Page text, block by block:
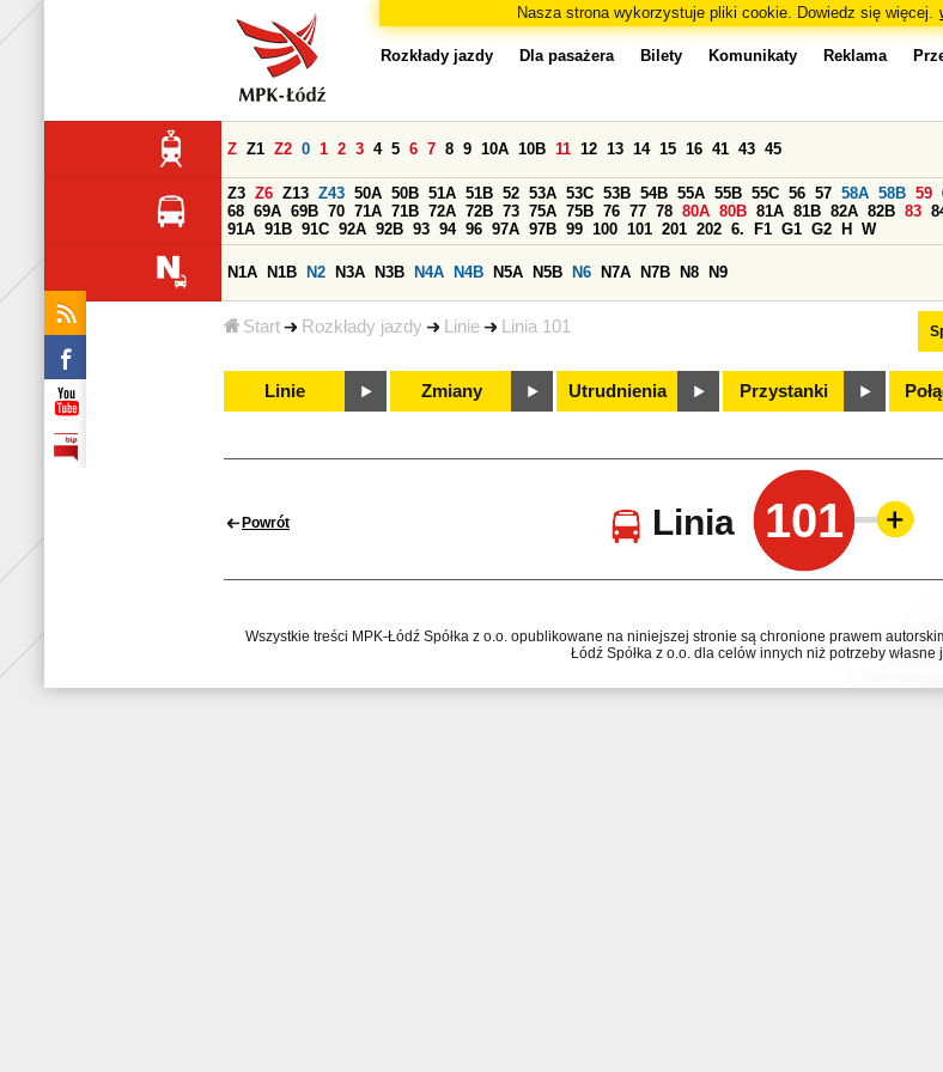
Nasza strona wykorzystuje pliki cookie. Dowiedz się więcej.
Start Rozkłady jazdy Linie Linia 101
Rozkłady jazdy Dla pasażera Bilety Komunikaty Reklama
Z Z1 Z2 0 1 2 3 4 5 6 7 8 9 10A 10B 11 12 13 14 15 16 41 43 45
Z3 Z6 Z13 Z43 50A 50B 51A 51B 52 53A 53C 53B 54B 55A 55B 55C 56 57 58A 58B 59
68 69A 69B 70 71A 71B 72A 72B 73 75A 75B 76 77 78 80A 80B 81A 81B 82A 82B 83
91A 91B 91C 92A 92B 93 94 96 97A 97B 99 100 101 201 202 6. F1 G1 G2 H W
N1A N1B N2 N3A N3B N4A N4B N5A N5B N6 N7A N7B N8 N9
Linie Zmiany Utrudnienia Przystanki
Powrót Linia 101
Wszystkie treści MPK-Łódź Spółka z o.o. opublikowane na niniejszej stronie są chronione prawem
Łódź Spółka z o.o. dla celów innych niż potrzeby własne